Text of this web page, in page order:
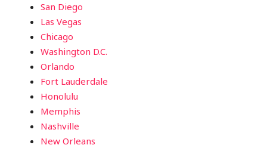
San Diego
Las Vegas
Chicago
Washington D.C.
Orlando
Fort Lauderdale
Honolulu
Memphis
Nashville
New Orleans